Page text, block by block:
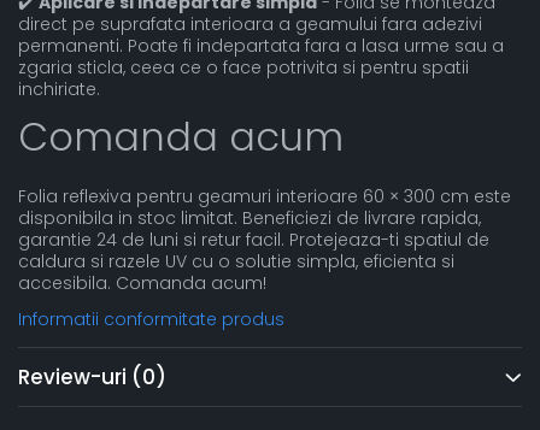
direct pe suprafata interioara a geamului fara adezivi
permanenti. Poate fi indepartata fara a lasa urme sau a
zgaria sticla, ceea ce o face potrivita si pentru spatii
inchiriate.
Comanda acum
Folia reflexiva pentru geamuri interioare 60 × 300 cm este
disponibila in stoc limitat. Beneficiezi de livrare rapida,
garantie 24 de luni si retur facil. Protejeaza-ti spatiul de
caldura si razele UV cu o solutie simpla, eficienta si
accesibila. Comanda acum!
Informatii conformitate produs
Review-uri (0)